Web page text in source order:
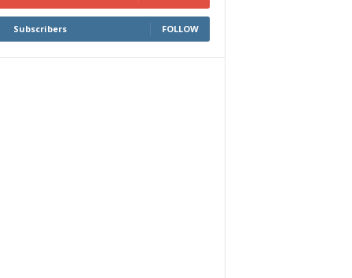
Subscribers FOLLOW